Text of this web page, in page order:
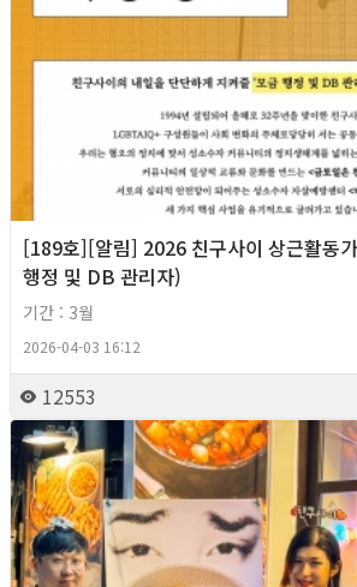
[189호][알림] 2026 친구사이 상근활동
행정 및 DB 관리자)
기간 : 3월
2026-04-03 16:12
12553